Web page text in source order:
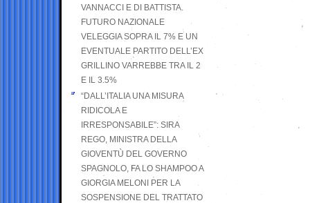
VANNACCI E DI BATTISTA.
FUTURO NAZIONALE
VELEGGIA SOPRA IL 7% E UN
EVENTUALE PARTITO DELL’EX
GRILLINO VARREBBE TRA IL 2
E IL 3.5%
“DALL’ITALIA UNA MISURA
RIDICOLA E
IRRESPONSABILE”: SIRA
REGO, MINISTRA DELLA
GIOVENTÙ DEL GOVERNO
SPAGNOLO, FA LO SHAMPOO A
GIORGIA MELONI PER LA
SOSPENSIONE DEL TRATTATO